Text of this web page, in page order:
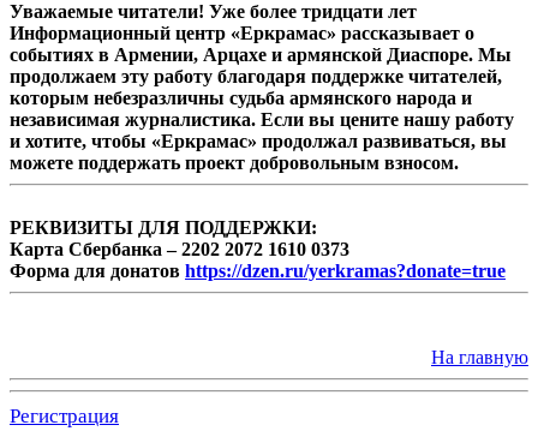
Уважаемые читатели! Уже более тридцати лет
Информационный центр «Еркрамас» рассказывает о
событиях в Армении, Арцахе и армянской Диаспоре. Мы
продолжаем эту работу благодаря поддержке читателей,
которым небезразличны судьба армянского народа и
независимая журналистика. Если вы цените нашу работу
и хотите, чтобы «Еркрамас» продолжал развиваться, вы
можете поддержать проект добровольным взносом.
РЕКВИЗИТЫ ДЛЯ ПОДДЕРЖКИ:
Карта Сбербанка – 2202 2072 1610 0373
Форма для донатов https://dzen.ru/yerkramas?donate=true
На главную
Регистрация